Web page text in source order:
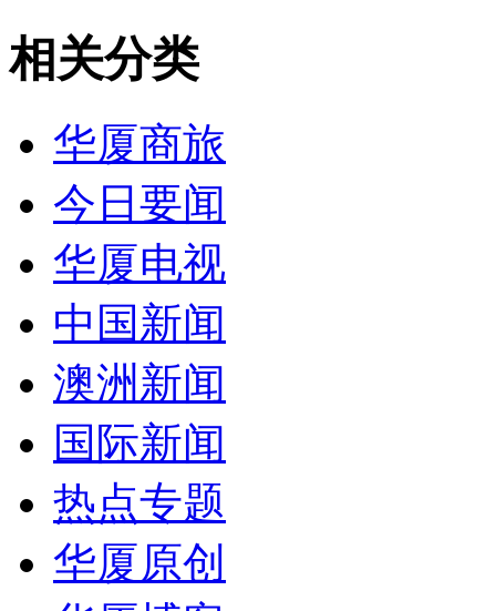
相关分类
华厦商旅
今日要闻
华厦电视
中国新闻
澳洲新闻
国际新闻
热点专题
华厦原创